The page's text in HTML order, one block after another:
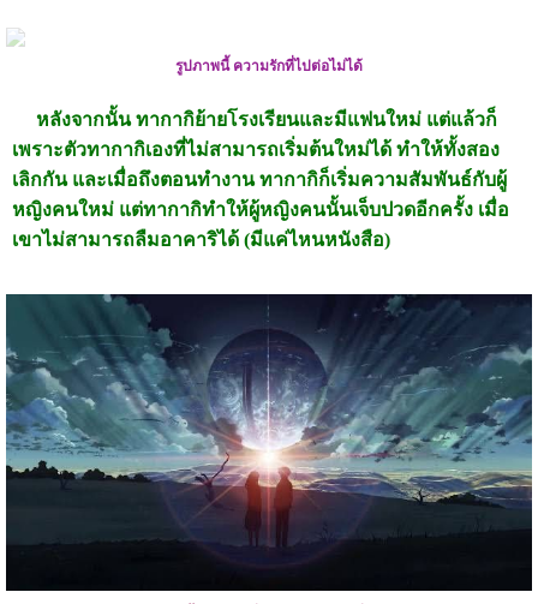
รูปภาพนี้ ความรักที่ไปต่อไม่ได้
หลังจากนั้น ทากากิย้ายโรงเรียนและมีแฟนใหม่ แต่แล้วก็
เพราะตัวทากากิเองที่ไม่สามารถเริ่มต้นใหม่ได้ ทำให้ทั้งสอง
เลิกกัน และเมื่อถึงตอนทำงาน ทากากิก็เริ่มความสัมพันธ์กับผู้
หญิงคนใหม่ แต่ทากากิทำให้ผู้หญิงคนนั้นเจ็บปวดอีกครั้ง เมื่อ
เขาไม่สามารถลืมอาคาริได้ (มีแค่ไหนหนังสือ)